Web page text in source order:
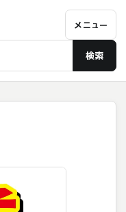
検索
メニュー